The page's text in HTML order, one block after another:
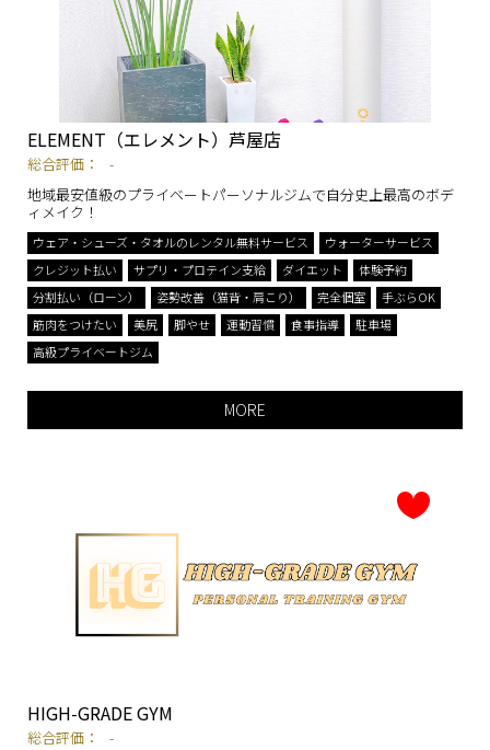
ELEMENT（エレメント）芦屋店
総合評価：
-
地域最安値級のプライベートパーソナルジムで自分史上最高のボデ
ィメイク！
ウェア・シューズ・タオルのレンタル無料サービス
ウォーターサービス
クレジット払い
サプリ・プロテイン支給 ダイエット
体験予約
分割払い（ローン）
姿勢改善（猫背・肩こり） 完全個室
手ぶらOK
筋肉をつけたい
美尻 脚やせ 運動習慣 食事指導
駐車場
高級プライベートジム
MORE
HIGH-GRADE GYM
総合評価：
-